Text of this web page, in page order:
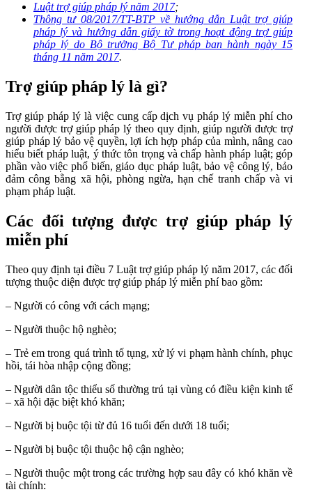
Luật trợ giúp pháp lý năm 2017;
Thông tư 08/2017/TT-BTP về hướng dẫn Luật trợ giúp
pháp lý và hướng dẫn giấy tờ trong hoạt động trợ giúp
pháp lý do Bộ trưởng Bộ Tư pháp ban hành ngày 15
tháng 11 năm 2017.
Trợ giúp pháp lý là gì?
Trợ giúp pháp lý là việc cung cấp dịch vụ pháp lý miễn phí cho
người được trợ giúp pháp lý theo quy định, giúp người được trợ
giúp pháp lý bảo vệ quyền, lợi ích hợp pháp của mình, nâng cao
hiểu biết pháp luật, ý thức tôn trọng và chấp hành pháp luật; góp
phần vào việc phổ biến, giáo dục pháp luật, bảo vệ công lý, bảo
đảm công bằng xã hội, phòng ngừa, hạn chế tranh chấp và vi
phạm pháp luật.
Các đối tượng được trợ giúp pháp lý
miễn phí
Theo quy định tại điều 7 Luật trợ giúp pháp lý năm 2017, các đối
tượng thuộc diện được trợ giúp pháp lý miễn phí bao gồm:
– Người có công với cách mạng;
– Người thuộc hộ nghèo;
– Trẻ em trong quá trình tố tụng, xử lý vi phạm hành chính, phục
hồi, tái hòa nhập cộng đồng;
– Người dân tộc thiểu số thường trú tại vùng có điều kiện kinh tế
– xã hội đặc biệt khó khăn;
– Người bị buộc tội từ đủ 16 tuổi đến dưới 18 tuổi;
– Người bị buộc tội thuộc hộ cận nghèo;
– Người thuộc một trong các trường hợp sau đây có khó khăn về
tài chính: